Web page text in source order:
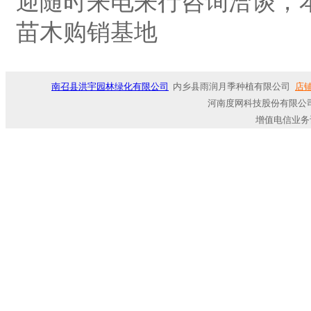
苗木购销基地
南召县洪宇园林绿化有限公司 内乡县雨润月季种植有限公司
店
河南度网科技股份有限
增值电信业